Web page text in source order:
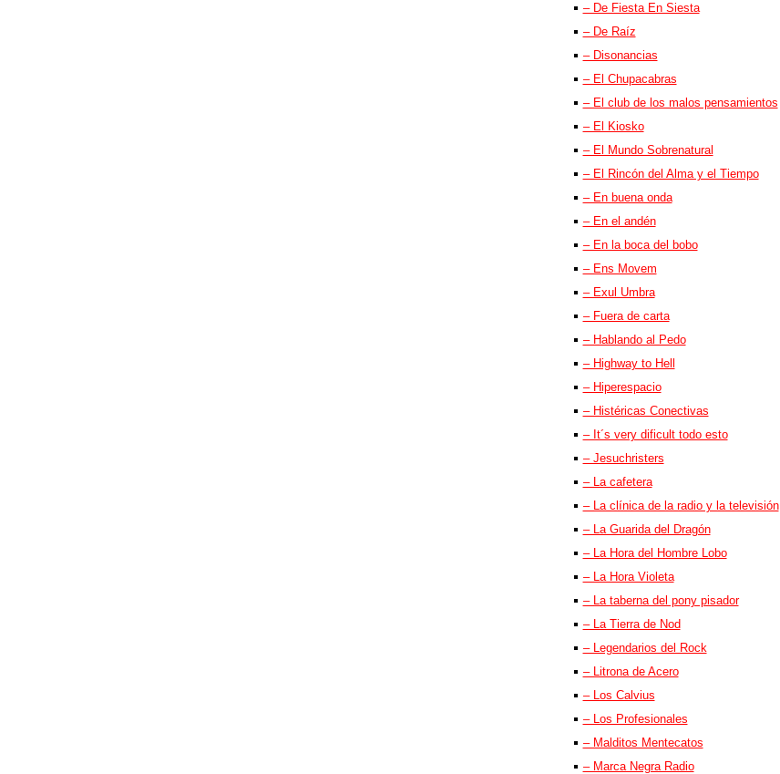
– De Fiesta En Siesta
– De Raíz
– Disonancias
– El Chupacabras
– El club de los malos pensamientos
– El Kiosko
– El Mundo Sobrenatural
– El Rincón del Alma y el Tiempo
– En buena onda
– En el andén
– En la boca del bobo
– Ens Movem
– Exul Umbra
– Fuera de carta
– Hablando al Pedo
– Highway to Hell
– Hiperespacio
– Histéricas Conectivas
– It´s very dificult todo esto
– Jesuchristers
– La cafetera
– La clínica de la radio y la televisión
– La Guarida del Dragón
– La Hora del Hombre Lobo
– La Hora Violeta
– La taberna del pony pisador
– La Tierra de Nod
– Legendarios del Rock
– Litrona de Acero
– Los Calvius
– Los Profesionales
– Malditos Mentecatos
– Marca Negra Radio